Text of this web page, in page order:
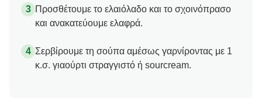
Προσθέτουμε το ελαιόλαδο και το σχοινόπρασο
και ανακατεύουμε ελαφρά.
Σερβίρουμε τη σούπα αμέσως γαρνίροντας με 1
κ.σ. γιαούρτι στραγγιστό ή sourcream.